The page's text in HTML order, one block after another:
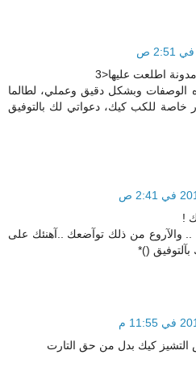
اطلعت عليها<3
الوصفات وبشكل دقيق وعملي، لطالما
خاصة للكب كيك، دعواتي لك بالتوفيق
!
.. والآروع من ذلك توآضعك ..آهنئك على
()*
التشيز كيك بدل من حق التارت